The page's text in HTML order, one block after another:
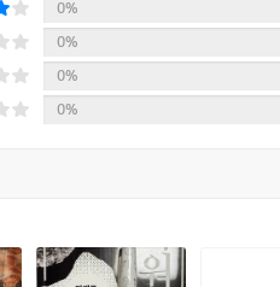
리한 그는 전자제품의 개인 수
사이트의 운영자로 만들었다
차 배터리를 재활용하는 방법
폐기된 전기차의 배터리를 활용
충하고 공유 자전거를 통해서
0%
0%
0%
0%